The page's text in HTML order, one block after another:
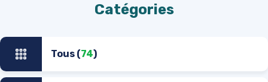
Catégories
Tous (74)